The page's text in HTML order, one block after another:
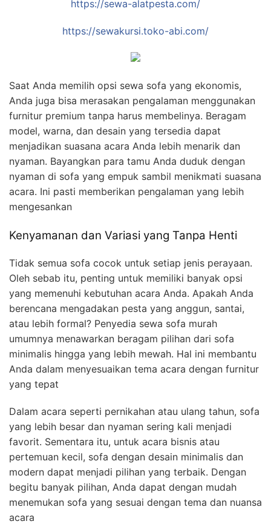
https://sewa-alatpesta.com/
https://sewakursi.toko-abi.com/
Saat Anda memilih opsi sewa sofa yang ekonomis,
Anda juga bisa merasakan pengalaman menggunakan
furnitur premium tanpa harus membelinya. Beragam
model, warna, dan desain yang tersedia dapat
menjadikan suasana acara Anda lebih menarik dan
nyaman. Bayangkan para tamu Anda duduk dengan
nyaman di sofa yang empuk sambil menikmati suasana
acara. Ini pasti memberikan pengalaman yang lebih
mengesankan
Kenyamanan dan Variasi yang Tanpa Henti
Tidak semua sofa cocok untuk setiap jenis perayaan.
Oleh sebab itu, penting untuk memiliki banyak opsi
yang memenuhi kebutuhan acara Anda. Apakah Anda
berencana mengadakan pesta yang anggun, santai,
atau lebih formal? Penyedia sewa sofa murah
umumnya menawarkan beragam pilihan dari sofa
minimalis hingga yang lebih mewah. Hal ini membantu
Anda dalam menyesuaikan tema acara dengan furnitur
yang tepat
Dalam acara seperti pernikahan atau ulang tahun, sofa
yang lebih besar dan nyaman sering kali menjadi
favorit. Sementara itu, untuk acara bisnis atau
pertemuan kecil, sofa dengan desain minimalis dan
modern dapat menjadi pilihan yang terbaik. Dengan
begitu banyak pilihan, Anda dapat dengan mudah
menemukan sofa yang sesuai dengan tema dan nuansa
acara